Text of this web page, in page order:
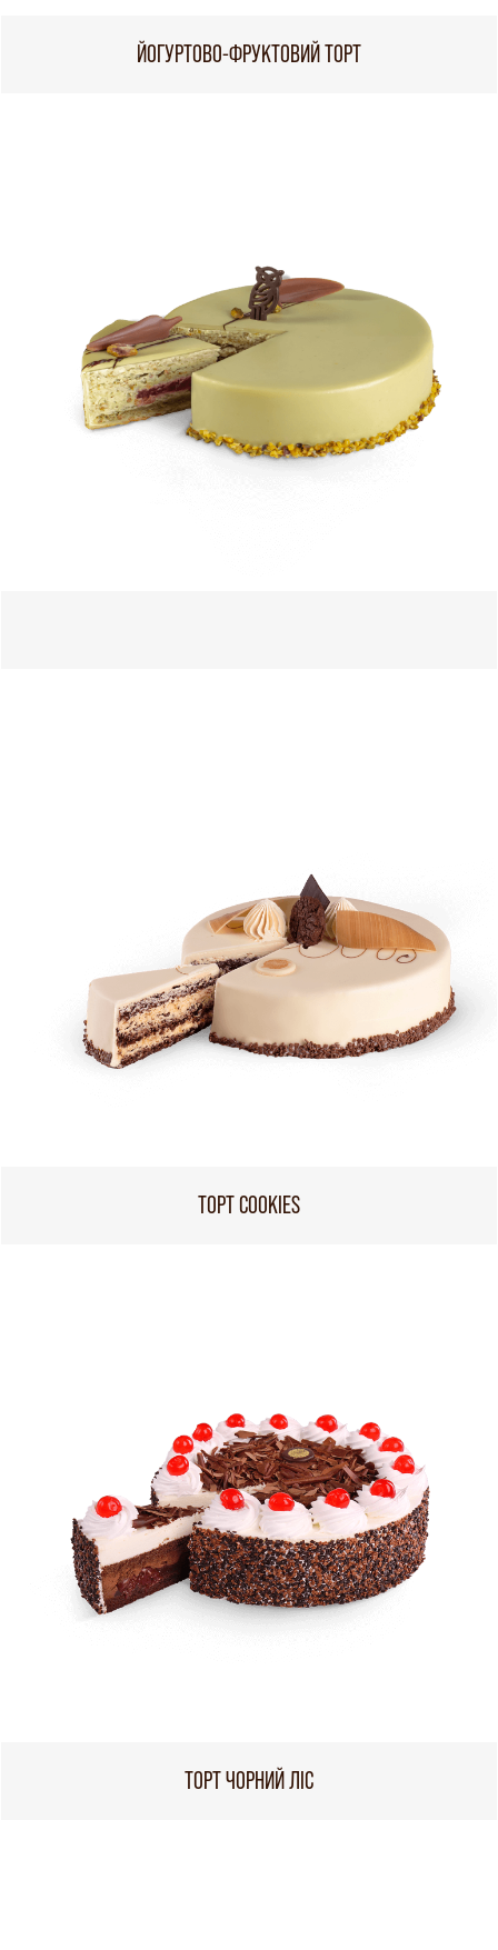
ЙОГУРТОВО-ФРУКТОВИЙ ТОРТ
ТОРТ COOKIES
ТОРТ ЧОРНИЙ ЛІС